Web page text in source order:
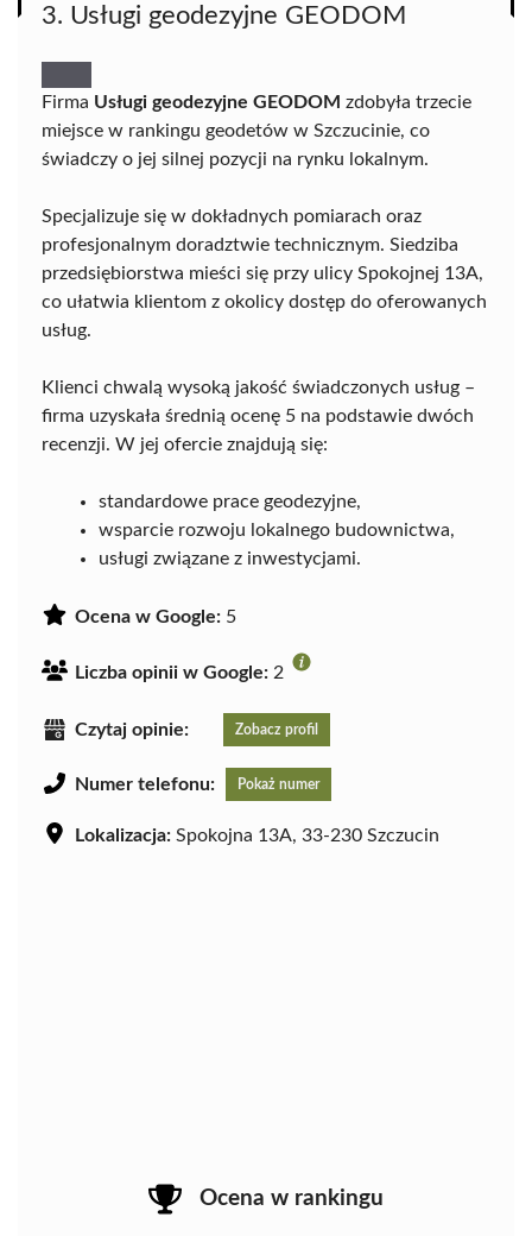
3. Usługi geodezyjne GEODOM
Firma Usługi geodezyjne GEODOM zdobyła trzecie
miejsce w rankingu geodetów w Szczucinie, co
świadczy o jej silnej pozycji na rynku lokalnym.
Specjalizuje się w dokładnych pomiarach oraz
profesjonalnym doradztwie technicznym. Siedziba
przedsiębiorstwa mieści się przy ulicy Spokojnej 13A,
co ułatwia klientom z okolicy dostęp do oferowanych
usług.
Klienci chwalą wysoką jakość świadczonych usług –
firma uzyskała średnią ocenę 5 na podstawie dwóch
recenzji. W jej ofercie znajdują się:
standardowe prace geodezyjne,
wsparcie rozwoju lokalnego budownictwa,
usługi związane z inwestycjami.
Ocena w Google: 5
Liczba opinii w Google: 2
Czytaj opinie: Zobacz profil
Numer telefonu: Pokaż numer
Lokalizacja: Spokojna 13A, 33-230 Szczucin
Ocena w rankingu